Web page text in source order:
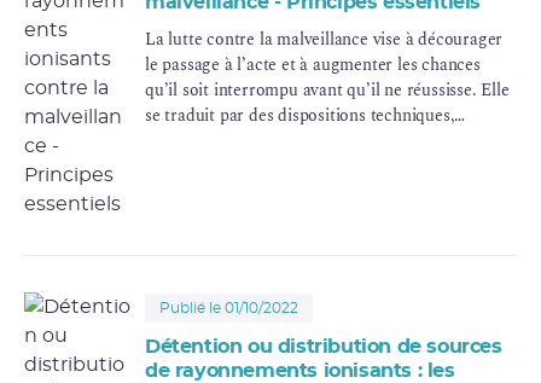
La lutte contre la malveillance vise à décourager
le passage à l’acte et à augmenter les chances
qu’il soit interrompu avant qu’il ne réussisse. Elle
se traduit par des dispositions techniques,
Publié le 01/10/2022
Détention ou distribution de sources
de rayonnements ionisants : les